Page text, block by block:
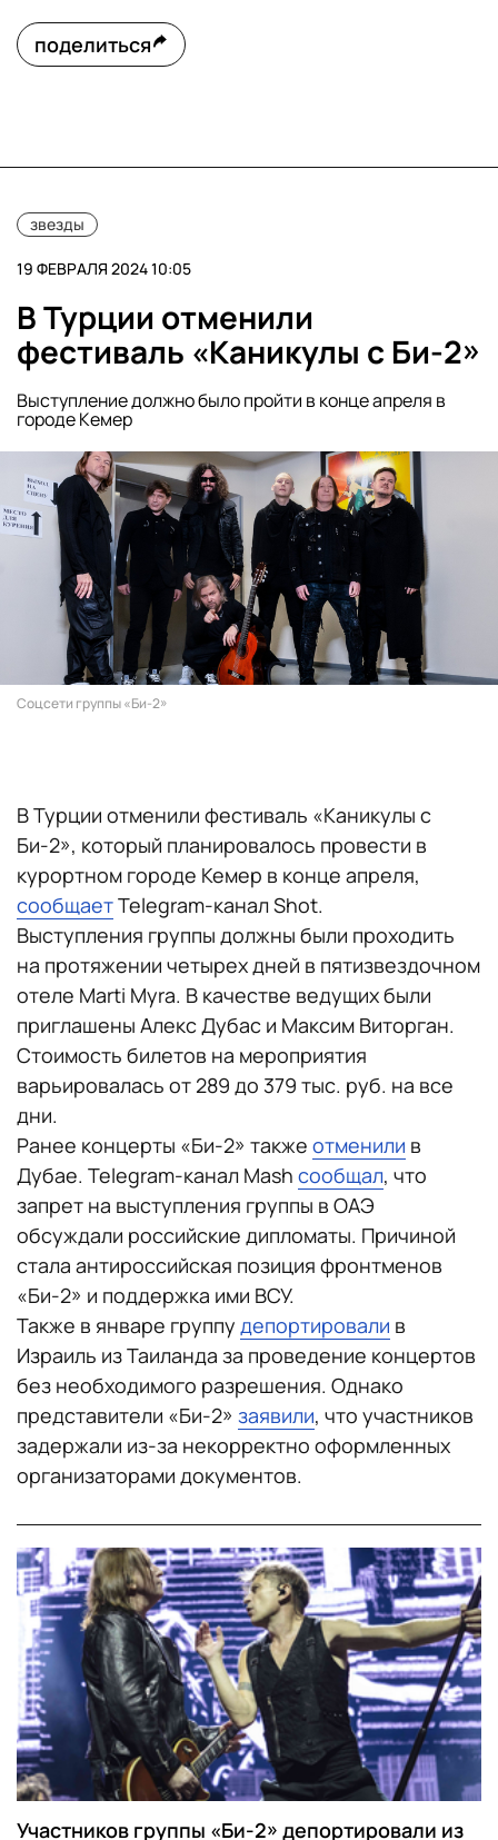
поделиться
звезды
19 ФЕВРАЛЯ 2024 10:05
В Турции отменили
фестиваль «Каникулы с Би-2»
Выступление должно было пройти в конце апреля в
городе Кемер
Соцсети группы «Би-2»
В Турции отменили фестиваль «Каникулы с
Би-2», который планировалось провести в
курортном городе Кемер в конце апреля,
сообщаетTelegram-канал Shot.
Выступления группы должны были проходить
на протяжении четырех дней в пятизвездочном
отеле Marti Myra. В качестве ведущих были
приглашены Алекс Дубас и Максим Виторган.
Стоимость билетов на мероприятия
варьировалась от 289 до 379 тыс. руб. на все
дни.
Ранее концерты «Би-2» также отменили в
Дубае. Telegram-канал Mash сообщал, что
запрет на выступления группы в ОАЭ
обсуждали российские дипломаты. Причиной
стала антироссийская позиция фронтменов
«Би-2» и поддержка ими ВСУ.
Также в январе группу депортировали в
Израиль из Таиланда за проведение концертов
без необходимого разрешения. Однако
представители «Би-2» заявили, что участников
задержали из-за некорректно оформленных
организаторами документов.
Участников группы «Би-2» депортировали из